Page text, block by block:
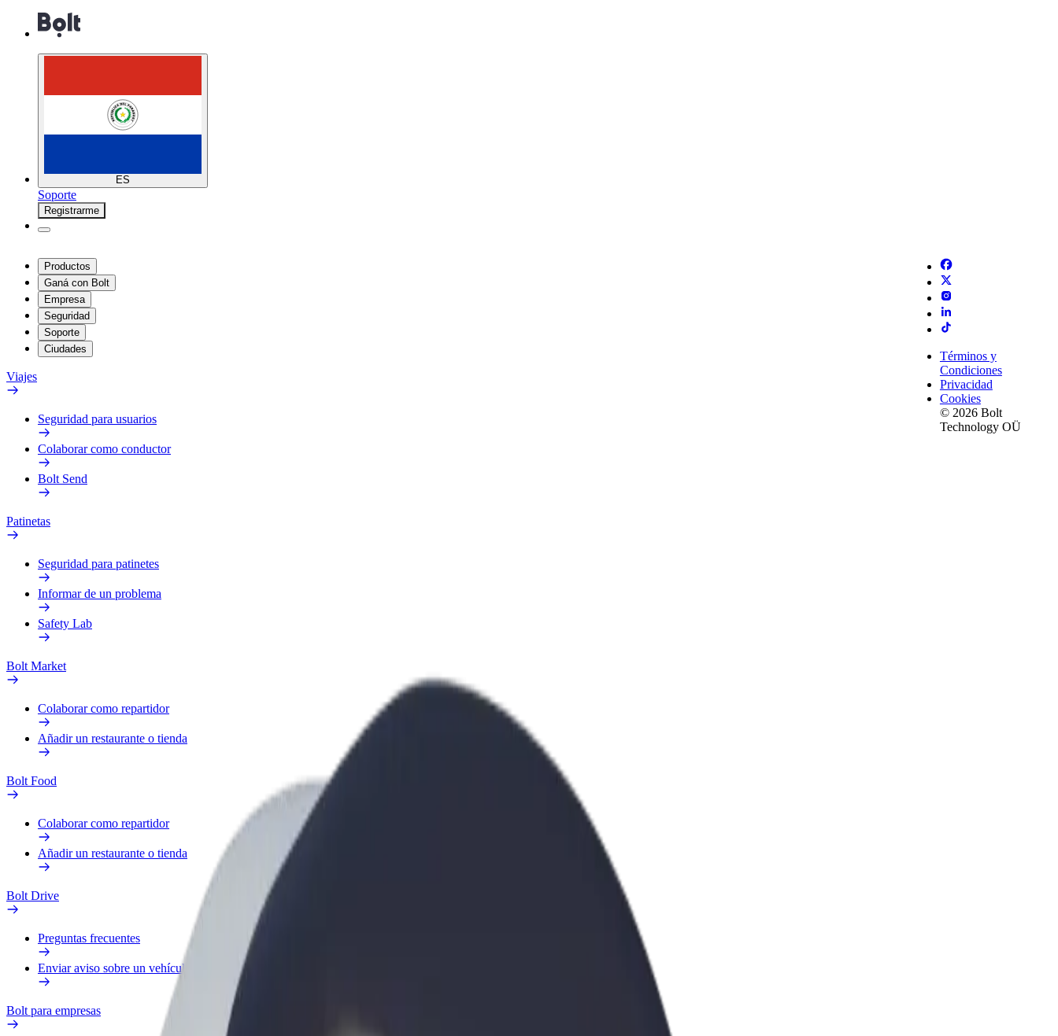
ES
Soporte
Registrarme
Productos
Ganá con Bolt
Empresa
Seguridad
Soporte
Ciudades
Viajes
Seguridad para usuarios
Colaborar como conductor
Bolt Send
Patinetas
Seguridad para patinetes
Informar de un problema
Safety Lab
Bolt Market
Colaborar como repartidor
Añadir un restaurante o tienda
Bolt Food
Colaborar como repartidor
Añadir un restaurante o tienda
Bolt Drive
Preguntas frecuentes
Enviar aviso sobre un vehículo
Bolt para empresas
Términos y
Condiciones
Privacidad
Cookies
© 2026 Bolt
Technology OÜ